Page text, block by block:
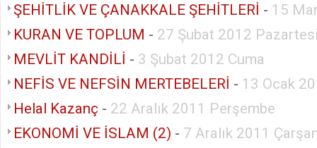
ŞEHİTLİK VE ÇANAKKALE ŞEHİTLERİ - 15
KURAN VE TOPLUM - 27 Şubat 2012
MEVLİT KANDİLİ - 3 Şubat 2012 Cuma
NEFİS VE NEFSİN MERTEBELERİ - 13 Ocak
Helal Kazanç - 22 Aralık 2011 Perşembe
EKONOMİ VE İSLAM (2) - 7 Aralık 2011